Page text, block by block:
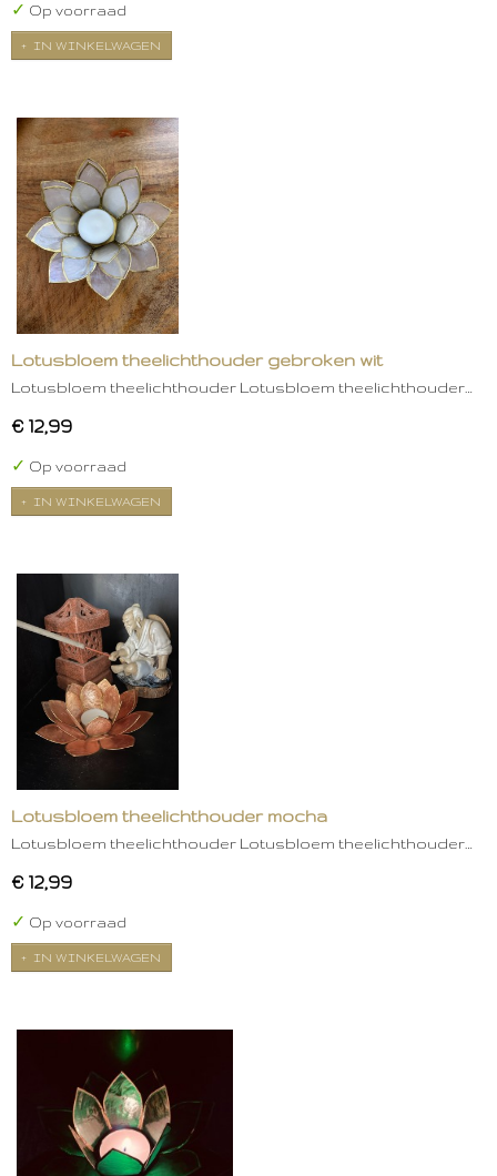
✓ Op voorraad
IN WINKELWAGEN
Lotusbloem theelichthouder gebroken wit
Lotusbloem theelichthouder Lotusbloem theelichthouder…
€ 12,99
✓ Op voorraad
IN WINKELWAGEN
Lotusbloem theelichthouder mocha
Lotusbloem theelichthouder Lotusbloem theelichthouder…
€ 12,99
✓ Op voorraad
IN WINKELWAGEN